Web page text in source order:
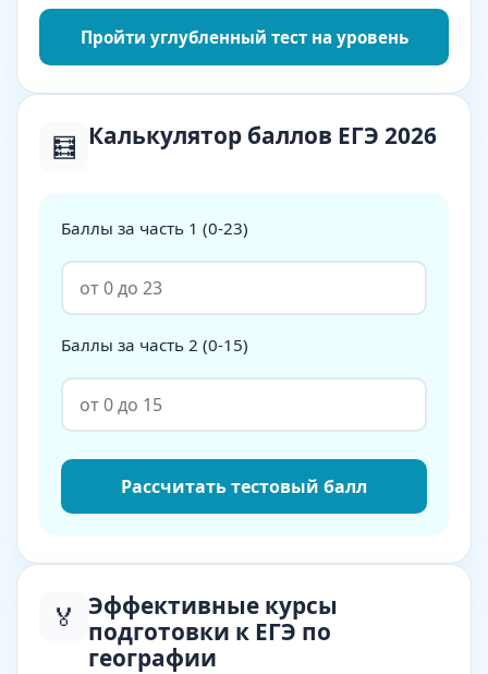
Пройти углубленный тест на уровень
🧮 Калькулятор баллов ЕГЭ 2026
Баллы за часть 1 (0-23)
Баллы за часть 2 (0-15)
Рассчитать тестовый балл
🏅
Эффективные курсы
подготовки к ЕГЭ по
географии